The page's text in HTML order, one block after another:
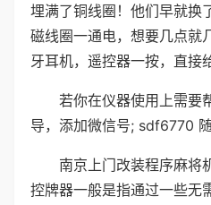
埋满了铜线圈！他们早就换
磁线圈一通电，想要几点就
牙耳机，遥控器一按，直接
若你在仪器使用上需要
导，添加微信号; sdf6770 随
南京上门改装程序麻将
控牌器一般是指通过一些无